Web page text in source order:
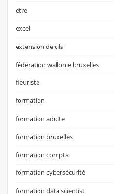
etre
excel
extension de cils
fédération wallonie bruxelles
fleuriste
formation
formation adulte
formation bruxelles
formation compta
formation cybersécurité
formation data scientist